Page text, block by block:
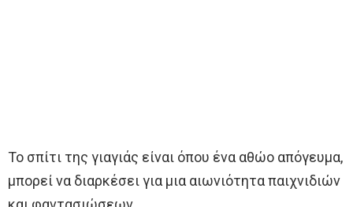
Το σπίτι της γιαγιάς είναι όπου ένα αθώο απόγευμα,
μπορεί να διαρκέσει για μια αιωνιότητα παιχνιδιών